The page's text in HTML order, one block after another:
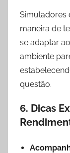
Simuladores
maneira de
se adaptar
ambiente
questão.
6. Dicas